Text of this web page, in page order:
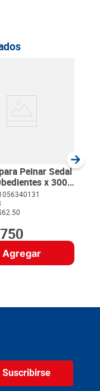
Peinar Sedal
x 300
750
Agregar
Suscribirse